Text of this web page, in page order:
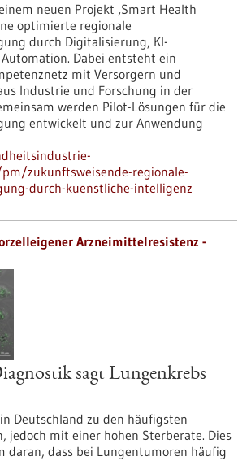
neuen Projekt ‚Smart Health
optimierte regionale
durch Digitalisierung, KI-
Dabei entsteht ein
mit Versorgern und
Industrie und Forschung in der
werden Pilot-Lösungen für die
entwickelt und zur Anwendung
zukunftsweisende-regionale-
durch-kuenstliche-intelligenz
Arzneimittelresistenz -
sagt Lungenkrebs
Deutschland zu den häufigsten
jedoch mit einer hohen Sterberate. Dies
daran, dass bei Lungentumoren häufig